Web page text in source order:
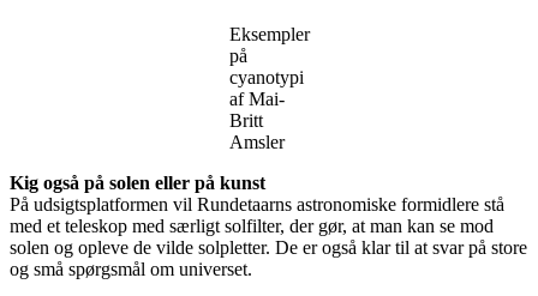
Eksempler
på
cyanotypi
af Mai-
Britt
Amsler
Kig også på solen eller på kunst
På udsigtsplatformen vil Rundetaarns astronomiske formidlere stå
med et teleskop med særligt solfilter, der gør, at man kan se mod
solen og opleve de vilde solpletter. De er også klar til at svar på store
og små spørgsmål om universet.